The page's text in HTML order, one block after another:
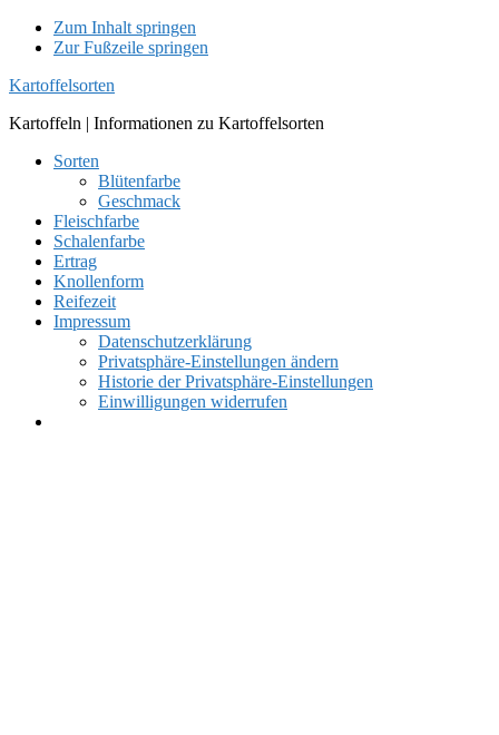
Zum Inhalt springen
Zur Fußzeile springen
Kartoffelsorten
Kartoffeln | Informationen zu Kartoffelsorten
Sorten
Blütenfarbe
Geschmack
Fleischfarbe
Schalenfarbe
Ertrag
Knollenform
Reifezeit
Impressum
Datenschutzerklärung
Privatsphäre-Einstellungen ändern
Historie der Privatsphäre-Einstellungen
Einwilligungen widerrufen